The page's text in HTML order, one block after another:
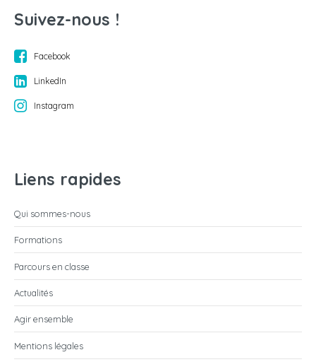
Suivez-nous !
Facebook
LinkedIn
Instagram
Liens rapides
Qui sommes-nous
Formations
Parcours en classe
Actualités
Agir ensemble
Mentions légales